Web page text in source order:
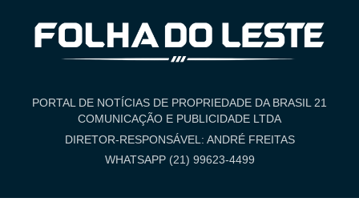
PORTAL DE NOTÍCIAS DE PROPRIEDADE DA BRASIL 21
COMUNICAÇÃO E PUBLICIDADE LTDA
DIRETOR-RESPONSÁVEL: ANDRÉ FREITAS
WHATSAPP (21) 99623-4499